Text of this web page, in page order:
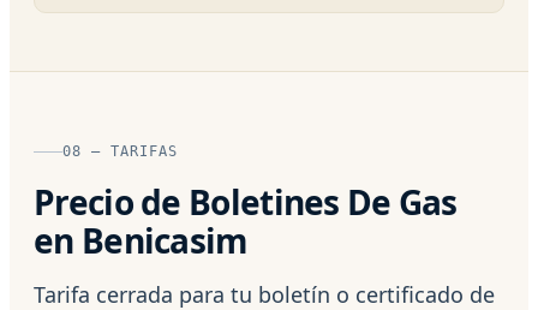
08 — TARIFAS
Precio de Boletines De Gas
en Benicasim
Tarifa cerrada para tu boletín o certificado de